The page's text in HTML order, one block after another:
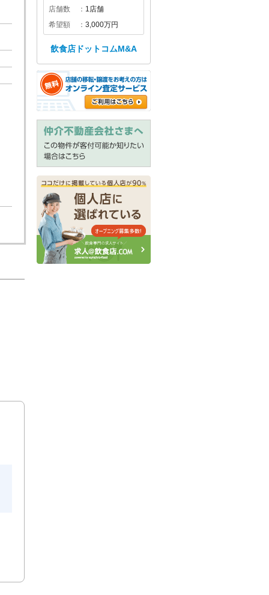
店舗数
1店舗
希望額
3,000万円
飲食店ドットコムM&A